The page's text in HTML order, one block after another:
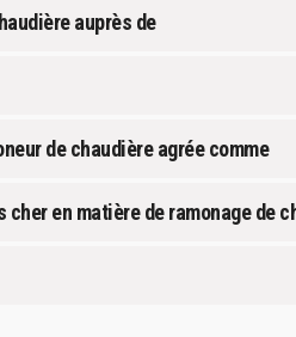
auprès de
de chaudière agrée comme
en matière de ramonage de